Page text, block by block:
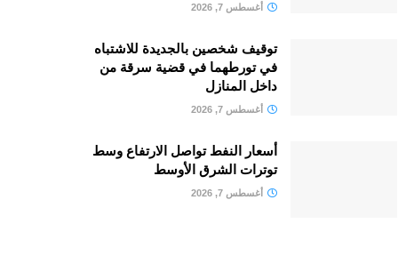
أغسطس 7, 2026
توقيف شخصين بالجديدة للاشتباه
في تورطهما في قضية سرقة من
داخل المنازل
أغسطس 7, 2026
أسعار النفط تواصل الارتفاع وسط
توترات الشرق الأوسط
أغسطس 7, 2026